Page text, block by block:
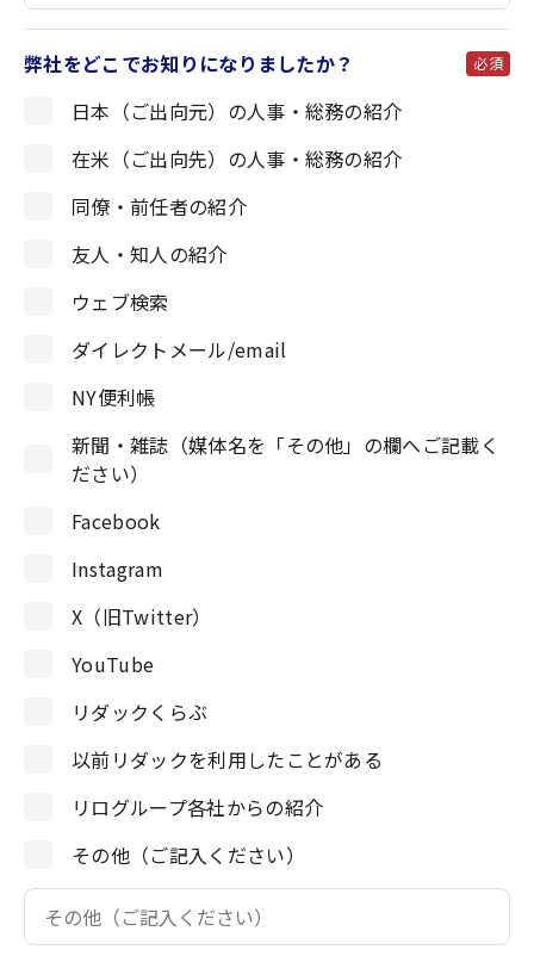
弊社をどこでお知りになりましたか？ 必須
日本（ご出向元）の人事・総務の紹介
在米（ご出向先）の人事・総務の紹介
同僚・前任者の紹介
友人・知人の紹介
ウェブ検索
ダイレクトメール/email
NY便利帳
新聞・雑誌（媒体名を「その他」の欄へご記載く
ださい）
Facebook
Instagram
X（旧Twitter）
YouTube
リダックくらぶ
以前リダックを利用したことがある
リログループ各社からの紹介
その他（ご記入ください）